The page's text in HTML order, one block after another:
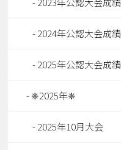
2024年公認大会成績
2025年公認大会成績
❈2025年❈
2025年10月大会